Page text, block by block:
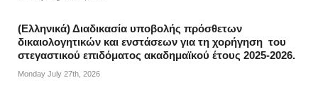
(Ελληνικά) Διαδικασία υποβολής πρόσθετων
δικαιολογητικών και ενστάσεων για τη χορήγηση του
στεγαστικού επιδόματος ακαδημαϊκού έτους 2025-2026.
Monday July 27th, 2026